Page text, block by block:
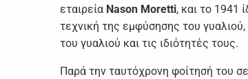
εταιρεία Nason Moretti, και το 1941
τεχνική της εμφύσησης του
του γυαλιού και τις ιδιότητές τους.
Παρά την ταυτόχρονη φοίτησή του